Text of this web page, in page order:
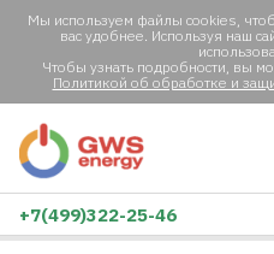
Мы используем файлы cookies,
вас удобнее. Используя наш
Чтобы узнать подробности, вы
Политикой об обработке и
+7(499)322-25-46